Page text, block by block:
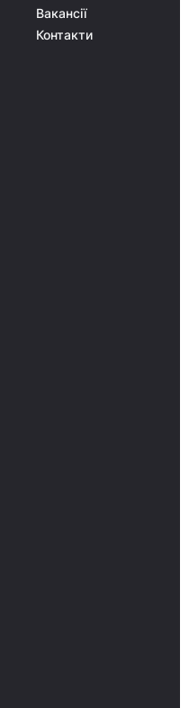
Вакансії
Контакти